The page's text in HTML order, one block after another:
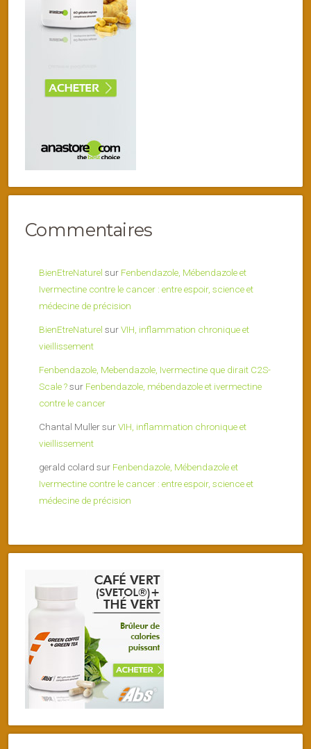
Commentaires
BienEtreNaturel sur Fenbendazole, Mébendazole et
Ivermectine contre le cancer : entre espoir, science et
médecine de précision
BienEtreNaturel surVIH, inflammation chronique et
vieillissement
Fenbendazole, Mebendazole, Ivermectine que dirait C2S-
Scale ?sur Fenbendazole, mébendazole et ivermectine
contre le cancer
Chantal MullersurVIH, inflammation chronique et
vieillissement
gerald colard sur Fenbendazole, Mébendazole et
Ivermectine contre le cancer : entre espoir, science et
médecine de précision